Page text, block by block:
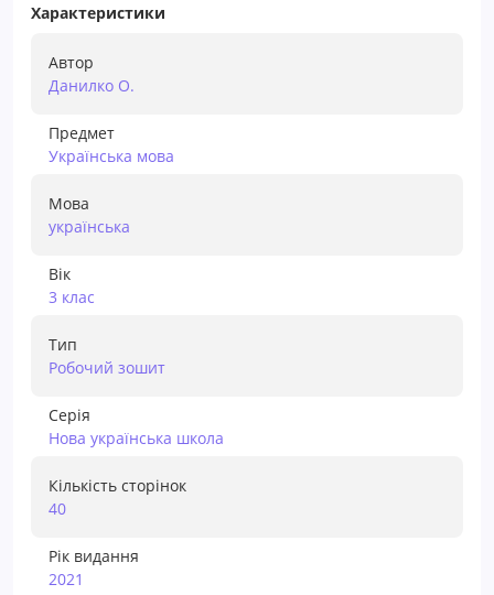
Характеристики
Автор
Данилко О.
Предмет
Українська мова
Мова
українська
Вік
3 клас
Тип
Робочий зошит
Серія
Нова українська школа
Кількість сторінок
40
Рік видання
2021